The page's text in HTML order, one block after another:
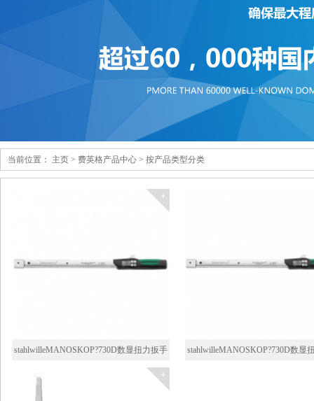
当前位置： 主页 > 费英格产品中心 > 按产品类型分类
stahlwilleMANOSKOP?730D数显扭力扳手 stahlwilleMANOSKOP?730D数显